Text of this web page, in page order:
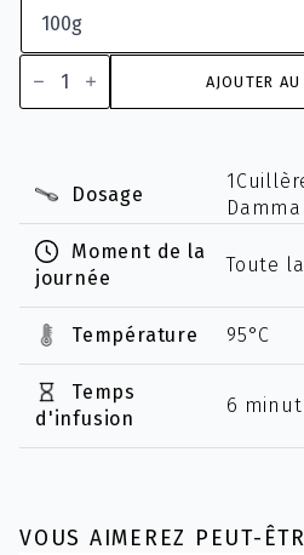
quantité
de
Infusion
AJOUTER AU
Dosage
Moment de la
journée
Toute
Température 95°C
Temps
d'infusion
6
VOUS AIMEREZ PEUT-